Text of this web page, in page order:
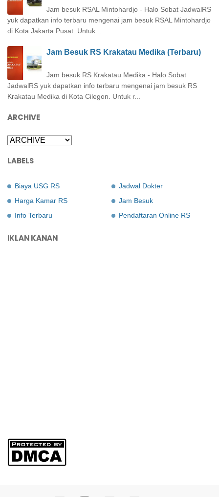
Jam besuk RSAL Mintohardjo - Halo Sobat JadwalRS
yuk dapatkan info terbaru mengenai jam besuk RSAL Mintohardjo
di Kota Jakarta Pusat. Untuk...
Jam Besuk RS Krakatau Medika (Terbaru)
Jam besuk RS Krakatau Medika - Halo Sobat
JadwalRS yuk dapatkan info terbaru mengenai jam besuk RS
Krakatau Medika di Kota Cilegon. Untuk r...
ARCHIVE
LABELS
Biaya USG RS
Harga Kamar RS
Info Terbaru
Jadwal Dokter
Jam Besuk
Pendaftaran Online RS
IKLAN KANAN